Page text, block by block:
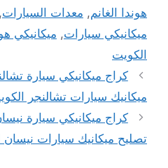
هوندا الغانم, معدات السيارات,
ميكانيكي سيارات, ميكانيكي
الكويت
ميكانيك سيارات تشالنجر
تصليح ميكانيك سيارات